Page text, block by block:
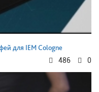
для IEM Cologne
0
486